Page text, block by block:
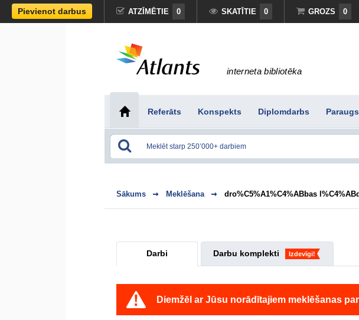
Pievienot darbus ATZĪMĒTIE 0 SKATĪTIE 0 GROZS 0
interneta bibliotēka
Referāts Konspekts Diplomdarbs Paraugs
Sākums Meklēšana dro%C5%A1%C4%ABbas
Darbi Darbu komplekti Izdevīgi!
Diemžēl ar Jūsu norādītajiem meklēšanas